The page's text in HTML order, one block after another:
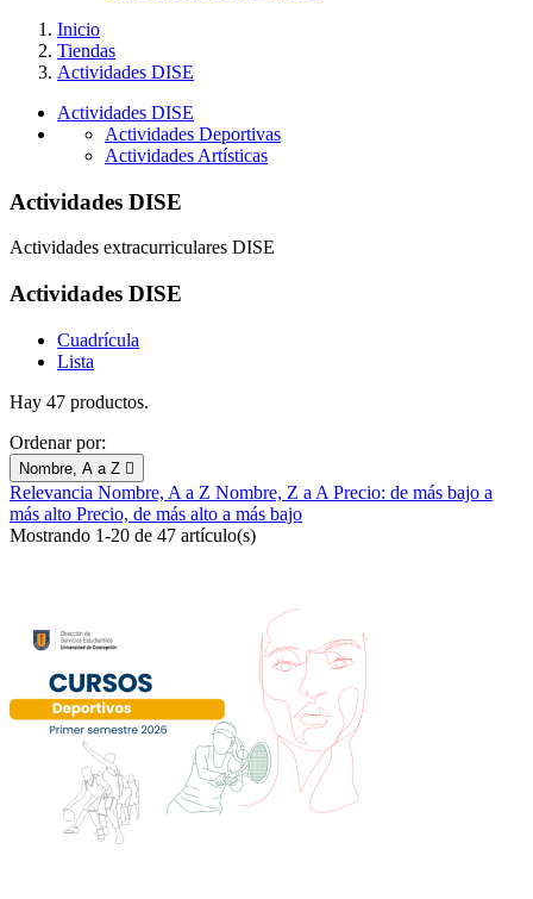
Inicio
Tiendas
Actividades DISE
Actividades DISE
Actividades Deportivas
Actividades Artísticas
Actividades DISE
Actividades extracurriculares DISE
Actividades DISE
Cuadrícula
Lista
Hay 47 productos.
Ordenar por:
Nombre, A a Z 
Relevancia Nombre, A a Z Nombre, Z a A Precio: de más bajo a
más alto Precio, de más alto a más bajo
Mostrando 1-20 de 47 artículo(s)